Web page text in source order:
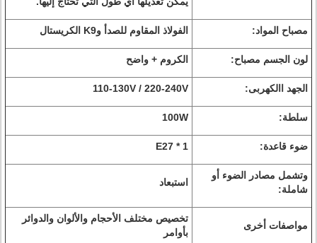
مصباح المواد: الفولاذ المقاوم للصدأ وK9 الكريستال
لون الجسم مصباح: الكروم + واضح
الجهد االكهربى: 110-130V / 220-240V
سلطة: 100W
ضوء قاعدة: E27 * 1
وتشمل مصادر الضوء أو
شاملة:
استبعاد
مواصفات أخرى
تخصيص مختلف الأحجام والألوان والدوائر
بأوامر